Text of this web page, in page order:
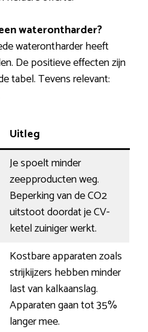
waterontharder?
waterontharder heeft
De positieve effecten zijn
tabel. Tevens relevant:
Uitleg
Je spoelt minder
zeepproducten weg.
Beperking van de CO2
uitstoot doordat je CV-
ketel zuiniger werkt.
Kostbare apparaten zoals
strijkijzers hebben minder
last van kalkaanslag.
Apparaten gaan tot 35%
langer mee.